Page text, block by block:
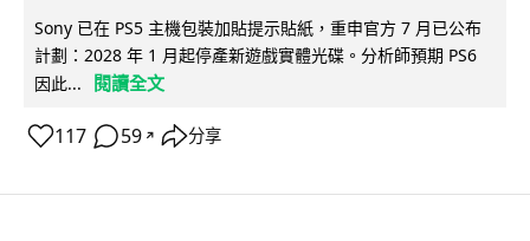
Sony 已在 PS5 主機包裝加貼提示貼紙，重申官方 7 月已公布
計劃：2028 年 1 月起停產新遊戲實體光碟。分析師預期 PS6
因此...
閱讀全文
117 59 ↗ 分享